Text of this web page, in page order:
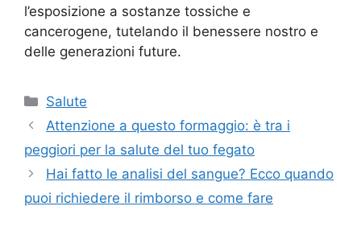
l’esposizione a sostanze tossiche e
cancerogene, tutelando il benessere nostro e
delle generazioni future.
Categorie
Salute
Attenzione a questo formaggio: è tra i
peggiori per la salute del tuo fegato
Hai fatto le analisi del sangue? Ecco quando
puoi richiedere il rimborso e come fare